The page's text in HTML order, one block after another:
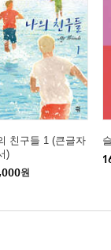
친구들 1 (큰글자
)
원